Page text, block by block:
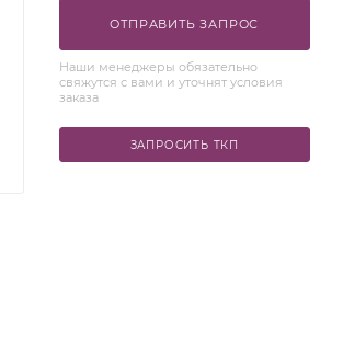
ОТПРАВИТЬ ЗАПРОС
Наши менеджеры обязательно
свяжутся с вами и уточнят условия
заказа
ЗАПРОСИТЬ ТКП